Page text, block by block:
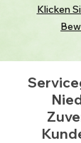
Klicken